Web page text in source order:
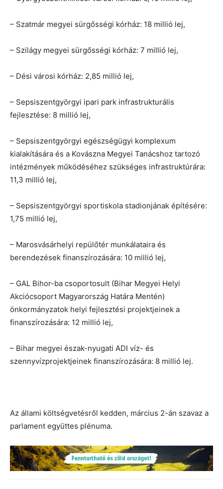
– Szatmár megyei sürgősségi kórház: 18 millió lej,
– Szilágy megyei sürgősségi kórház: 7 millió lej,
– Dési városi kórház: 2,85 millió lej,
– Sepsiszentgyörgyi ipari park infrastrukturális
fejlesztése: 8 millió lej,
– Sepsiszentgyörgyi egészségügyi komplexum
kialakítására és a Kovászna Megyei Tanácshoz tartozó
intézmények működéséhez szükséges infrastruktúrára:
11,3 millió lej,
– Sepsiszentgyörgyi sportiskola stadionjának építésére:
1,75 millió lej,
– Marosvásárhelyi repülőtér munkálataira és
berendezések finanszírozására: 10 millió lej,
– GAL Bihor-ba csoportosult (Bihar Megyei Helyi
Akciócsoport Magyarország Határa Mentén)
önkormányzatok helyi fejlesztési projektjeinek a
finanszírozására: 12 millió lej,
– Bihar megyei észak-nyugati ADI víz- és
szennyvízprojektjeinek finanszírozására: 8 millió lej.
Az állami költségvetésről kedden, március 2-án szavaz a
parlament együttes plénuma.